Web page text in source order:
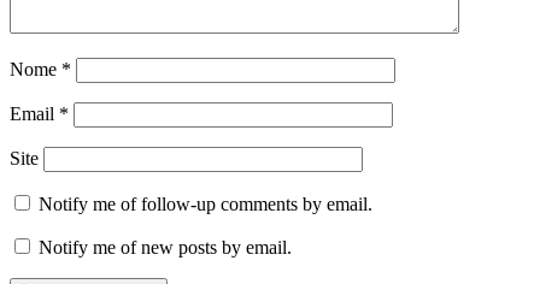
Nome *
Email *
Site
Notify me of follow-up comments by email.
Notify me of new posts by email.